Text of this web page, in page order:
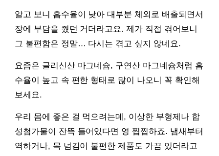
알고 보니 흡수율이 낮아 대부분 체외로 배출되면서
장에 부담을 줬던 거더라고요. 제가 직접 겪어보니
그 불편함은 정말… 다시는 겪고 싶지 않네요.
요즘은 글리신산 마그네슘, 구연산 마그네슘처럼 흡
수율이 높고 속 편한 형태로 많이 나오니 꼭 확인해
보세요.
우리 몸에 좋은 걸 먹으려는데, 이상한 부형제나 합
성첨가물이 잔뜩 들어있다면 영 찝찝하죠. 냄새부터
역하거나, 목 넘김이 불편한 제품도 가끔 있더라고